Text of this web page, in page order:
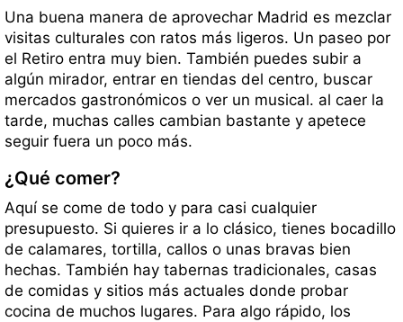
Una buena manera de aprovechar Madrid es mezclar
visitas culturales con ratos más ligeros. Un paseo por
el Retiro entra muy bien. También puedes subir a
algún mirador, entrar en tiendas del centro, buscar
mercados gastronómicos o ver un musical. al caer la
tarde, muchas calles cambian bastante y apetece
seguir fuera un poco más.
¿Qué comer?
Aquí se come de todo y para casi cualquier
presupuesto. Si quieres ir a lo clásico, tienes bocadillo
de calamares, tortilla, callos o unas bravas bien
hechas. También hay tabernas tradicionales, casas
de comidas y sitios más actuales donde probar
cocina de muchos lugares. Para algo rápido, los